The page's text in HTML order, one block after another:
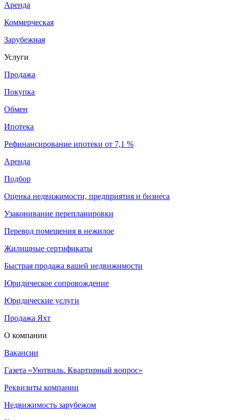
Аренда
Коммерческая
Зарубежная
Услуги
Продажа
Покупка
Обмен
Ипотека
Рефинансирование ипотеки от 7,1 %
Аренда
Подбор
Оценка недвижимости, предприятия и бизнеса
Узаконивание перепланировки
Перевод помещения в нежилое
Жилищные сертификаты
Быстрая продажа вашей недвижимости
Юридическое сопровождение
Юридические услуги
Продажа Яхт
О компании
Вакансии
Газета «Уютвиль. Квартирный вопрос»
Реквизиты компании
Недвижимость зарубежом